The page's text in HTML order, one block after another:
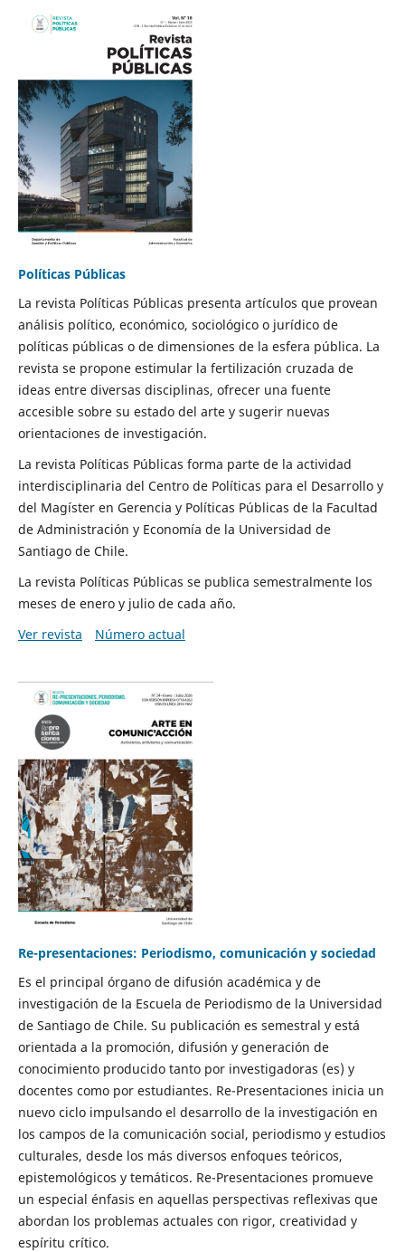
Políticas Públicas
La revista Políticas Públicas presenta artículos que provean
análisis político, económico, sociológico o jurídico de
políticas públicas o de dimensiones de la esfera pública. La
revista se propone estimular la fertilización cruzada de
ideas entre diversas disciplinas, ofrecer una fuente
accesible sobre su estado del arte y sugerir nuevas
orientaciones de investigación.
La revista Políticas Públicas forma parte de la actividad
interdisciplinaria del Centro de Políticas para el Desarrollo y
del Magíster en Gerencia y Políticas Públicas de la Facultad
de Administración y Economía de la Universidad de
Santiago de Chile.
La revista Políticas Públicas se publica semestralmente los
meses de enero y julio de cada año.
Ver revista
Número actual
Re-presentaciones: Periodismo, comunicación y sociedad
Es el principal órgano de difusión académica y de
investigación de la Escuela de Periodismo de la Universidad
de Santiago de Chile. Su publicación es semestral y está
orientada a la promoción, difusión y generación de
conocimiento producido tanto por investigadoras (es) y
docentes como por estudiantes. Re-Presentaciones inicia un
nuevo ciclo impulsando el desarrollo de la investigación en
los campos de la comunicación social, periodismo y estudios
culturales, desde los más diversos enfoques teóricos,
epistemológicos y temáticos. Re-Presentaciones promueve
un especial énfasis en aquellas perspectivas reflexivas que
abordan los problemas actuales con rigor, creatividad y
espíritu crítico.